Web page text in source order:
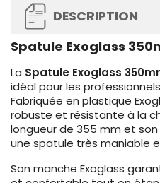
DESCRIPTION
Spatule Exoglass
La Spatule Exoglass
idéal pour les
Fabriquée en plastique
robuste et résistante à la
longueur de 355 mm et
une spatule très maniable
Son manche Exoglass